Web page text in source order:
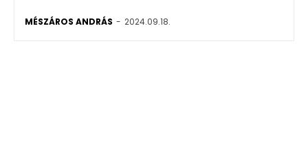
MÉSZÁROS ANDRÁS - 2024.09.18.